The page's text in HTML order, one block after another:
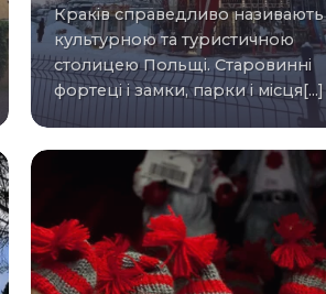
Краків справедливо називають
культурною та туристичною
столицею Польщі. Старовинні
фортеці і замки, парки і місця[...]